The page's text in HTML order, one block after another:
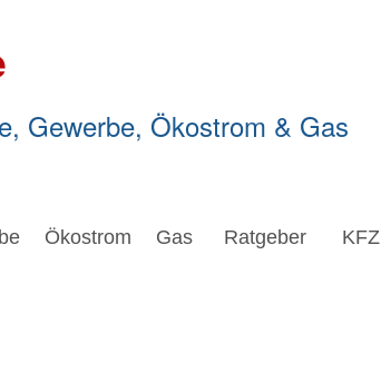
Gewerbe, Ökostrom & Gas
Ökostrom Gas Ratgeber KFZ